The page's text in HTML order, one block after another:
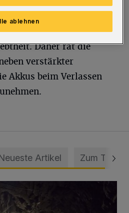
mit elektrischer
sich auch in Wuppertal
Daher rät die
verstärkter
Akkus beim Verlassen
Artikel Zum Thema
ablehnen